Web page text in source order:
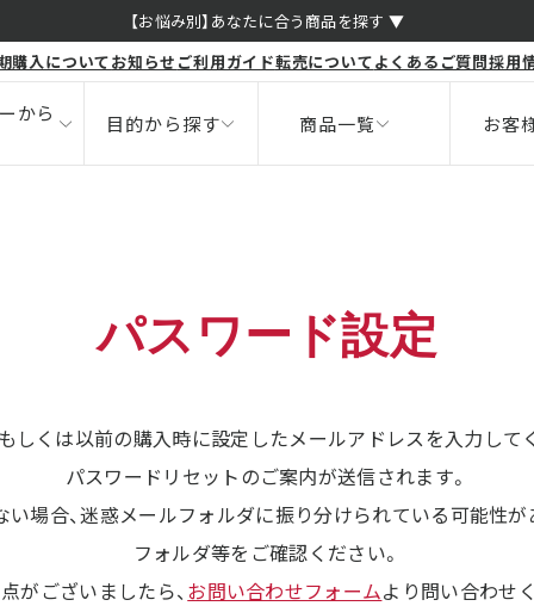
【お悩み別】あなたに合う商品を探す ▼
購入についてお知らせ ご利用ガイド転売についてよくあるご質問採用
から
健康食品
目的から探す
ニキビ
ボディ
商品一覧
お客
パスワード設定
しくは以前の購入時に設定したメールアドレスを入力して
パスワードリセットのご案内が送信されます。
場合、迷惑メールフォルダに振り分けられている可能性
フォルダ等をご確認ください。
がございましたら、 お問い合わせフォームより問い合わせ